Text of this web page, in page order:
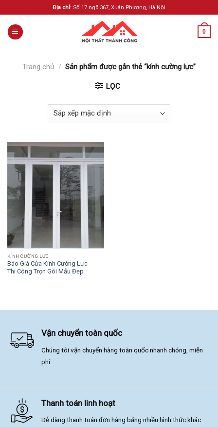
to
content
Địa chỉ: Số 17 ngõ 367, Xuân Phương, Hà Nội
0
Trang chủ / Sản phẩm được gắn thẻ “kính cường lực”
LỌC
KÍNH CƯỜNG LỰC
Báo Giá Cửa Kính Cường Lực
Thi Công Trọn Gói Mẫu Đẹp
Vận chuyển toàn quốc
Chúng tôi vận chuyển hàng toàn quốc nhanh chóng, miễn
phí
Thanh toán linh hoạt
Dễ dàng thanh toán đơn hàng bằng nhiều hình thức khác